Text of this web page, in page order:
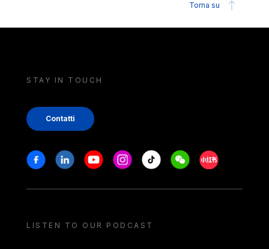
Torna su
STAY IN TOUCH
Contatti
Stay in touch
FacebookLinkedinYoutubeInstagram
Tiktok WeechatXiaohongshu/
LISTEN TO OUR PODCAST